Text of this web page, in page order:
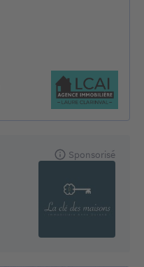
Sponsorisé